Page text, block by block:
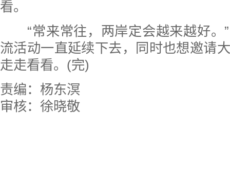
看。
“常来常往，两岸定会越来越好。”
流活动一直延续下去，同时也想邀请
走走看看。(完)
责编：杨东溟
审核：徐晓敬